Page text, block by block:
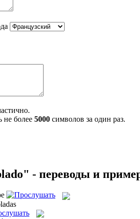
не более 5000 символов за один раз.
- переводы и